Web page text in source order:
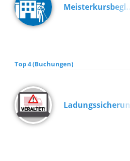
Meisterkursbegl…
Top 4 (Buchungen)
Ladungssicherung